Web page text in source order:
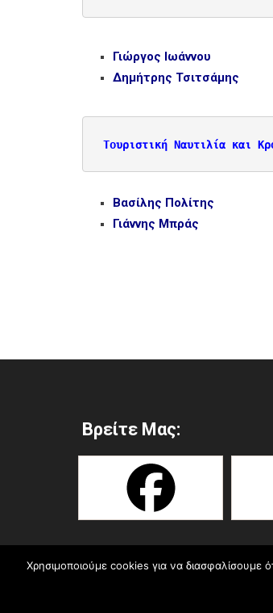
Γιώργος Ιωάννου
Δημήτρης Τσιτσάμης
Τουριστική Ναυτιλία και
Βασίλης Πολίτης
Γιάννης Μπράς
Βρείτε Μας:
Χρησιμοποιούμε cookies για να διασφαλίσουμε